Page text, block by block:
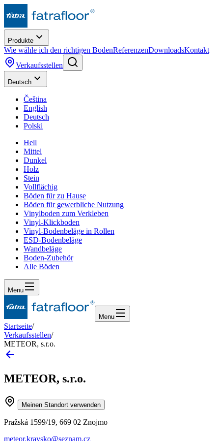
Produkte
Wie wähle ich den richtigen BodenReferenzenDownloadsKontakt
Verkaufsstellen
Deutsch
Čeština
English
Deutsch
Polski
Hell
Mittel
Dunkel
Holz
Stein
Vollflächig
Böden für zu Hause
Böden für gewerbliche Nutzung
Vinylboden zum Verkleben
Vinyl-Klickboden
Vinyl-Bodenbeläge in Rollen
ESD-Bodenbeläge
Wandbeläge
Boden-Zubehör
Alle Böden
Menu
Menu
Startseite/
Verkaufsstellen/
METEOR, s.r.o.
METEOR, s.r.o.
Meinen Standort verwenden
Pražská 1599/19, 669 02 Znojmo
meteor.kravsko@seznam.cz